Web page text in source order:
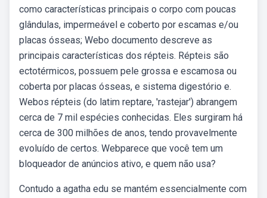
como características principais o corpo com poucas
glândulas, impermeável e coberto por escamas e/ou
placas ósseas; Webo documento descreve as
principais características dos répteis. Répteis são
ectotérmicos, possuem pele grossa e escamosa ou
coberta por placas ósseas, e sistema digestório e.
Webos répteis (do latim reptare, 'rastejar') abrangem
cerca de 7 mil espécies conhecidas. Eles surgiram há
cerca de 300 milhões de anos, tendo provavelmente
evoluído de certos. Webparece que você tem um
bloqueador de anúncios ativo, e quem não usa?
Contudo a agatha edu se mantém essencialmente com